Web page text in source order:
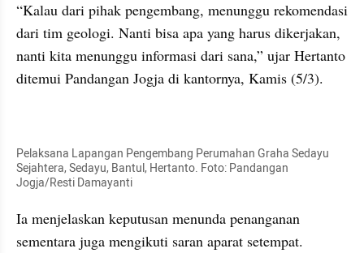
“Kalau dari pihak pengembang, menunggu rekomendasi
dari tim geologi. Nanti bisa apa yang harus dikerjakan,
nanti kita menunggu informasi dari sana,” ujar Hertanto
ditemui Pandangan Jogja di kantornya, Kamis (5/3).
Pelaksana Lapangan Pengembang Perumahan Graha Sedayu
Sejahtera, Sedayu, Bantul, Hertanto. Foto: Pandangan
Jogja/Resti Damayanti
Ia menjelaskan keputusan menunda penanganan
sementara juga mengikuti saran aparat setempat.